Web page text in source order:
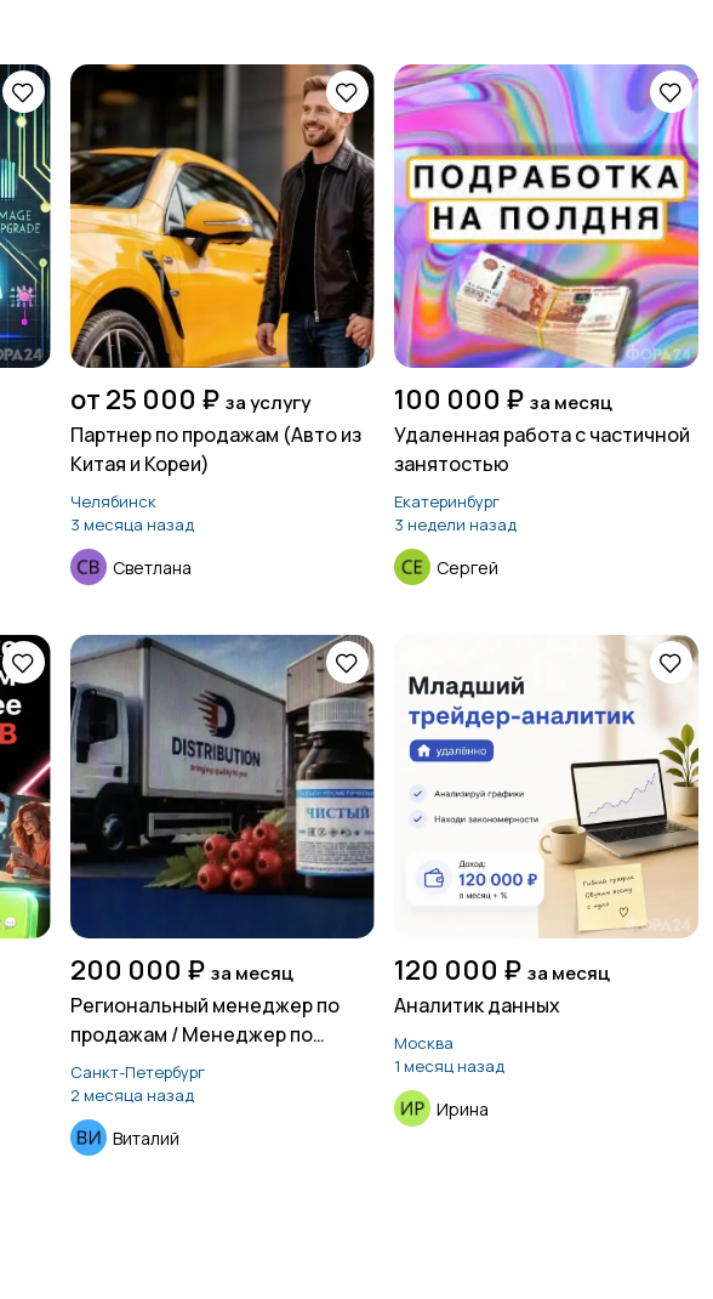
от 25 000 ₽ за услугу
Партнер по продажам (Авто из
Китая и Кореи)
Челябинск
3 месяца назад
Светлана
100 000 ₽ за месяц
Удаленная работа с частичной
занятостью
Екатеринбург
3 недели назад
Сергей
200 000 ₽ за месяц
Региональный менеджер по
продажам / Менеджер по
продажам
Санкт-Петербург
2 месяца назад
Виталий
120 000 ₽ за месяц
Аналитик данных
Москва
1 месяц назад
Ирина